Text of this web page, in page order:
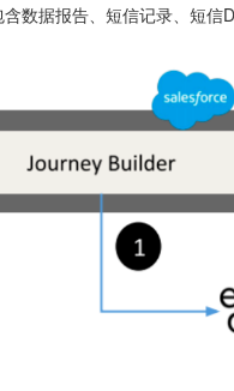
数据报告、短信记录、短信